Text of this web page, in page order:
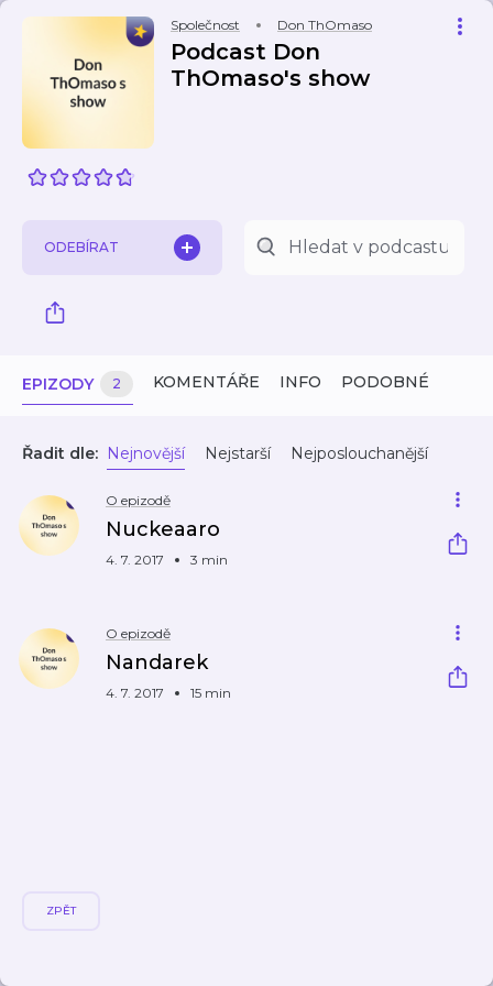
Společnost Don ThOmaso
Podcast Don
ThOmaso's show
ODEBÍRAT
EPIZODY 2 KOMENTÁŘE INFO PODOBNÉ
Řadit dle: Nejnovější Nejstarší Nejposlouchanější
O epizodě
Nuckeaaro
4. 7. 2017 3 min
O epizodě
Nandarek
4. 7. 2017 15 min
ZPĚT